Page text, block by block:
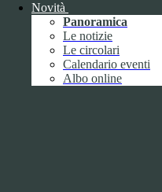
Novità
Panoramica
Le notizie
Le circolari
Calendario eventi
Albo online
Sistema di
performance